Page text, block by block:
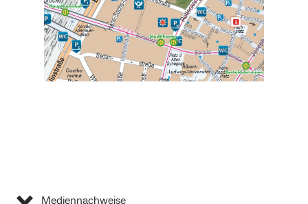
Mediennachweise